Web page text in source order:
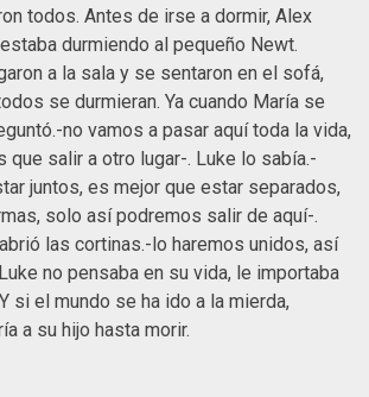
todos. Antes de irse a dormir, Alex
durmiendo al pequeño Newt.
a la sala y se sentaron en el sofá,
se durmieran. Ya cuando María se
no vamos a pasar aquí toda la vida,
que salir a otro lugar-. Luke lo sabía.-
juntos, es mejor que estar separados,
solo así podremos salir de aquí-.
las cortinas.-lo haremos unidos, así
no pensaba en su vida, le importaba
si el mundo se ha ido a la mierda,
a su hijo hasta morir.